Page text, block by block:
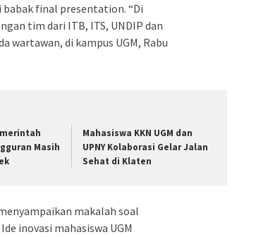
babak final presentation. “Di
tim dari ITB, ITS, UNDIP dan
wartawan, di kampus UGM, Rabu
Masih
Mahasiswa KKN UGM dan
UPNY Kolaborasi Gelar Jalan
Sehat di Klaten
makalah soal
Ide inovasi mahasiswa UGM